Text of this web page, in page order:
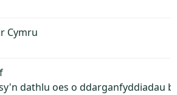
Cymru
dathlu oes o ddarganfyddiadau